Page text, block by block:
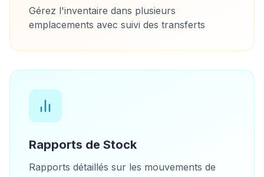
Gérez l'inventaire dans plusieurs
emplacements avec suivi des transferts
Rapports de Stock
Rapports détaillés sur les mouvements de